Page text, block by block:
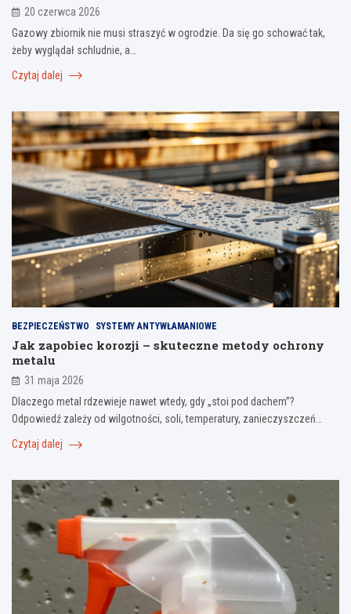
20 czerwca 2026
Gazowy zbiornik nie musi straszyć w ogrodzie. Da się go schować tak,
żeby wyglądał schludnie, a…
Czytaj dalej
BEZPIECZEŃSTWO SYSTEMY ANTYWŁAMANIOWE
Jak zapobiec korozji – skuteczne metody ochrony
metalu
31 maja 2026
Dlaczego metal rdzewieje nawet wtedy, gdy „stoi pod dachem”?
Odpowiedź zależy od wilgotności, soli, temperatury, zanieczyszczeń…
Czytaj dalej